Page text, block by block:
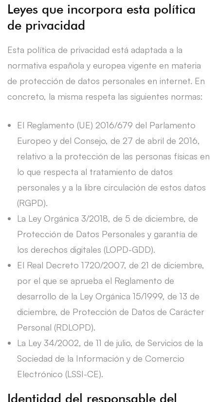
Leyes que incorpora esta política
de privacidad
Esta política de privacidad está adaptada a la
normativa española y europea vigente en materia
de protección de datos personales en internet. En
concreto, la misma respeta las siguientes normas:
El Reglamento (UE) 2016/679 del Parlamento
Europeo y del Consejo, de 27 de abril de 2016,
relativo a la protección de las personas físicas en
lo que respecta al tratamiento de datos
personales y a la libre circulación de estos datos
(RGPD).
La Ley Orgánica 3/2018, de 5 de diciembre, de
Protección de Datos Personales y garantía de
los derechos digitales (LOPD-GDD).
El Real Decreto 1720/2007, de 21 de diciembre,
por el que se aprueba el Reglamento de
desarrollo de la Ley Orgánica 15/1999, de 13 de
diciembre, de Protección de Datos de Carácter
Personal (RDLOPD).
La Ley 34/2002, de 11 de julio, de Servicios de la
Sociedad de la Información y de Comercio
Electrónico (LSSI-CE).
Identidad del responsable del